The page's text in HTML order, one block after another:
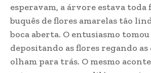
esperavam, a árvore estava toda
buquês de flores amarelas tão
boca aberta. O entusiasmo
depositando as flores regando as
olham para trás. O mesmo